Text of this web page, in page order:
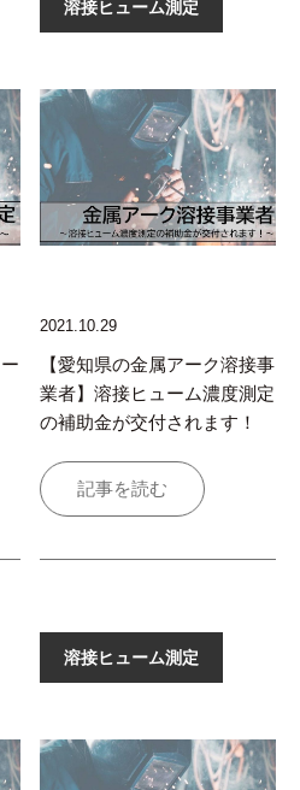
溶接ヒューム測定
2021.10.29
【愛知県の金属アーク溶接事
業者】溶接ヒューム濃度測定
の補助金が交付されます！
記事を読む
溶接ヒューム測定